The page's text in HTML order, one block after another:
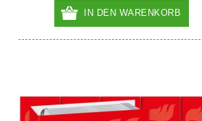
IN DEN WARENKORB